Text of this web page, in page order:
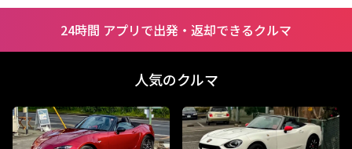
24時間 アプリで出発・返却できるクルマ
人気のクルマ